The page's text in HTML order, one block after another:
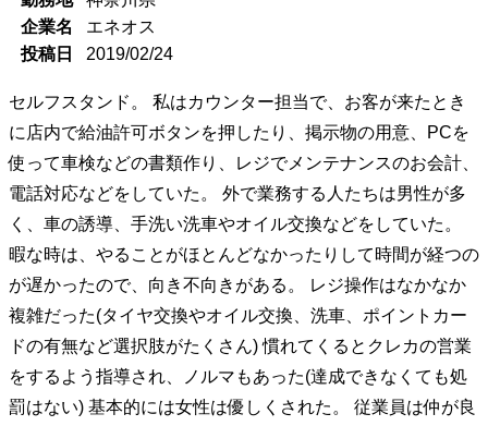
企業名
エネオス
投稿日
2019/02/24
セルフスタンド。 私はカウンター担当で、お客が来たとき
に店内で給油許可ボタンを押したり、掲示物の用意、PCを
使って車検などの書類作り、レジでメンテナンスのお会計、
電話対応などをしていた。 外で業務する人たちは男性が多
く、車の誘導、手洗い洗車やオイル交換などをしていた。
暇な時は、やることがほとんどなかったりして時間が経つの
が遅かったので、向き不向きがある。 レジ操作はなかなか
複雑だった(タイヤ交換やオイル交換、洗車、ポイントカー
ドの有無など選択肢がたくさん) 慣れてくるとクレカの営業
をするよう指導され、ノルマもあった(達成できなくても処
罰はない) 基本的には女性は優しくされた。 従業員は仲が良